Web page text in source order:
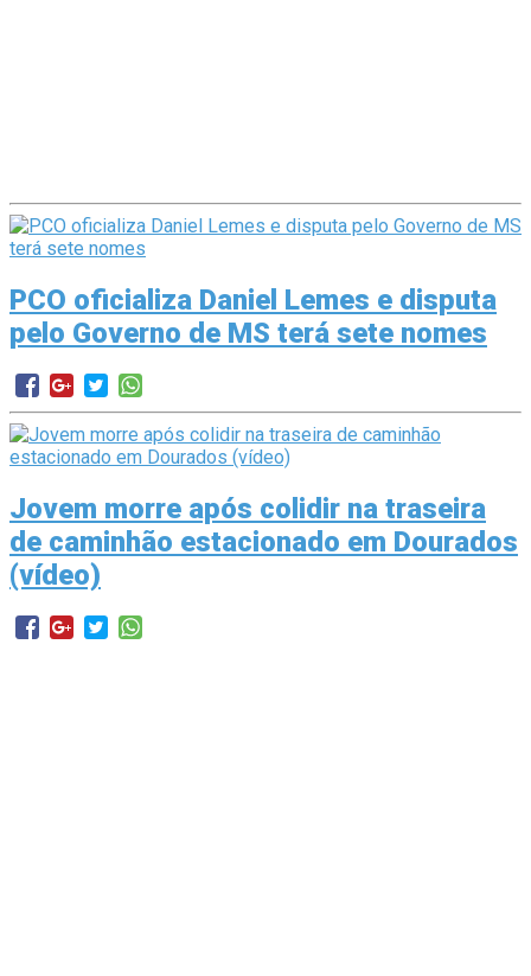
PCO oficializa Daniel Lemes e disputa
pelo Governo de MS terá sete nomes
Jovem morre após colidir na traseira
de caminhão estacionado em Dourados
(vídeo)